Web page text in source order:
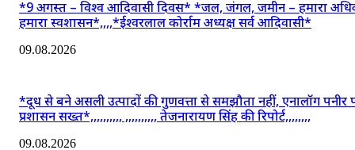
*9 अगस्त – विश्व आदिवासी दिवस* *जल, जंगल, जमीन – हमारा
हमारा स्वशासन*,,,,*ईश्वरलाल कोर्राम अध्यक्ष सर्व आदिवासी*
09.08.2026
*दूध से बने असली उत्पादों की गुणवत्ता से समझौता नहीं, एनालॉग पनीर
प्रशासन सख्त*,,,,,,,,,, ,,,,,,,,,, तेजनारायण सिंह की रिपोर्ट,,,,,,,,
09.08.2026